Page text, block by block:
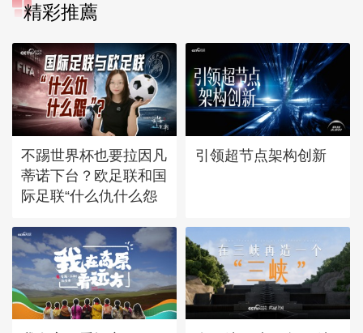
精彩推薦
不踢世界杯也要拉因凡
蒂诺下台？欧足联和国
际足联“什么仇什么怨
引领超节点架构创新